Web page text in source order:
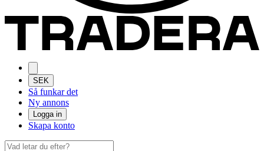
SEK
Så funkar det
Ny annons
Logga in
Skapa konto